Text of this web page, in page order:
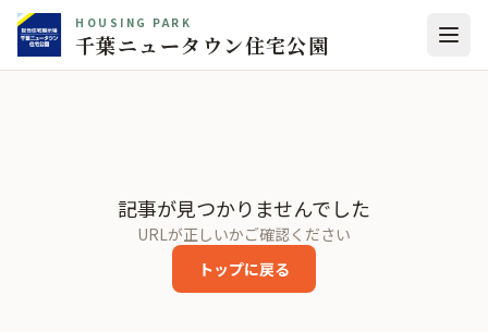
HOUSING PARK
千葉ニュータウン住宅公園
記事が見つかりませんでした
URLが正しいかご確認ください
トップに戻る